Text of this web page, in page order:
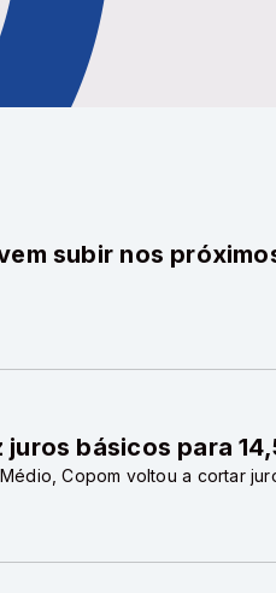
subir nos
básicos para
Copom voltou a cortar